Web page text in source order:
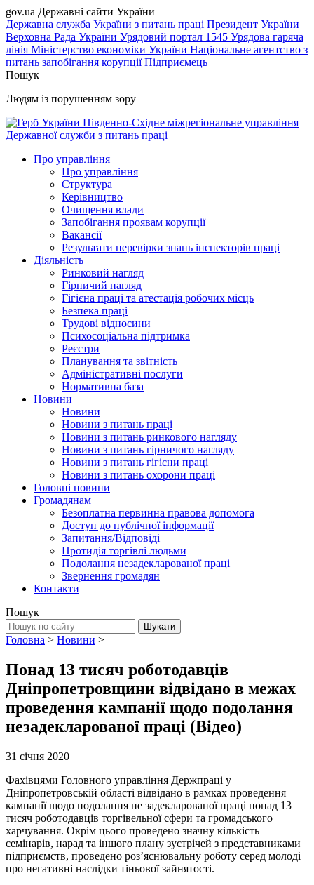
gov.ua Державні сайти України
Державна служба України з питань праці Президент України
Верховна Рада України Урядовий портал 1545 Урядова гаряча
лінія Міністерство економіки України Національне агентство з
питань запобігання корупціїПідприємець
Пошук
Людям із порушенням зору
Південно-Східне міжрегіональне управління
Державної служби з питань праці
Про управління
Про управління
Структура
Керівництво
Очищення влади
Запобігання проявам корупції
Вакансії
Результати перевірки знань інспекторів праці
Діяльність
Ринковий нагляд
Гірничий нагляд
Гігієна праці та атестація робочих місць
Безпека праці
Трудові відносини
Психосоціальна підтримка
Реєстри
Планування та звітність
Адміністративні послуги
Нормативна база
Новини
Новини
Новини з питань праці
Новини з питань ринкового нагляду
Новини з питань гірничого нагляду
Новини з питань гігієни праці
Новини з питань охорони праці
Головні новини
Громадянам
Безоплатна первинна правова допомога
Доступ до публічної інформації
Запитання/Відповіді
Протидія торгівлі людьми
Подолання незадекларованої праці
Звернення громадян
Контакти
Пошук
Головна > Новини >
Понад 13 тисяч роботодавців
Дніпропетровщини відвідано в межах
проведення кампанії щодо подолання
незадекларованої праці (Відео)
31 січня 2020
Фахівцями Головного управління Держпраці у
Дніпропетровській області відвідано в рамках проведення
кампанії щодо подолання не задекларованої праці понад 13
тисяч роботодавців торгівельної сфери та громадського
харчування. Окрім цього проведено значну кількість
семінарів, нарад та іншого плану зустрічей з представниками
підприємств, проведено роз’яснювальну роботу серед молоді
про негативні наслідки тіньової зайнятості.